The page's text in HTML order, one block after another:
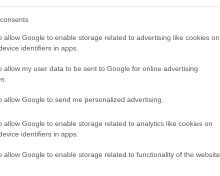
allow Google to enable storage related to advertising like cookies on
identifiers in apps.
allow my user data to be sent to Google for online advertising
allow Google to send me personalized advertising.
allow Google to enable storage related to analytics like cookies on
identifiers in apps.
allow Google to enable storage related to functionality of the website
pour accompagner avec élégance poissons ou
ou de bouillon pour obtenir la texture idéale.
prête à l'emploi pour un repas ou une entrée chic et
au Cognac Marie-Amélie
– Prix moyen constaté : 5,95 €
– Prix moyen constaté : 3,99 €